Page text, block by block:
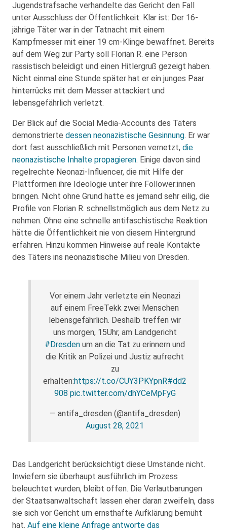
Jugendstrafsache verhandelte das Gericht den Fall
unter Ausschluss der Öffentlichkeit. Klar ist: Der 16-
jährige Täter war in der Tatnacht mit einem
Kampfmesser mit einer 19 cm-Klinge bewaffnet. Bereits
auf dem Weg zur Party soll Florian R. eine Person
rassistisch beleidigt und einen Hitlergruß gezeigt haben.
Nicht einmal eine Stunde später hat er ein junges Paar
hinterrücks mit dem Messer attackiert und
lebensgefährlich verletzt.
Der Blick auf die Social Media-Accounts des Täters
demonstrierte dessen neonazistische Gesinnung. Er war
dort fast ausschließlich mit Personen vernetzt, die
neonazistische Inhalte propagieren. Einige davon sind
regelrechte Neonazi-Influencer, die mit Hilfe der
Plattformen ihre Ideologie unter ihre Follower:innen
bringen. Nicht ohne Grund hatte es jemand sehr eilig, die
Profile von Florian R. schnellstmöglich aus dem Netz zu
nehmen. Ohne eine schnelle antifaschistische Reaktion
hätte die Öffentlichkeit nie von diesem Hintergrund
erfahren. Hinzu kommen Hinweise auf reale Kontakte
des Täters ins neonazistische Milieu von Dresden.
Vor einem Jahr verletzte ein Neonazi
auf einem FreeTekk zwei Menschen
lebensgefährlich. Deshalb treffen wir
uns morgen, 15Uhr, am Landgericht
#Dresden um an die Tat zu erinnern und
die Kritik an Polizei und Justiz aufrecht
zu
erhalten:https://t.co/CUY3PKYpnR#dd2
908 pic.twitter.com/dhYCeMpFyG
— antifa_dresden (@antifa_dresden)
August 28, 2021
Das Landgericht berücksichtigt diese Umstände nicht.
Inwiefern sie überhaupt ausführlich im Prozess
beleuchtet wurden, bleibt offen. Die Verlautbarungen
der Staatsanwaltschaft lassen eher daran zweifeln, dass
sie sich vor Gericht um ernsthafte Aufklärung bemüht
hat. Auf eine kleine Anfrage antworte das